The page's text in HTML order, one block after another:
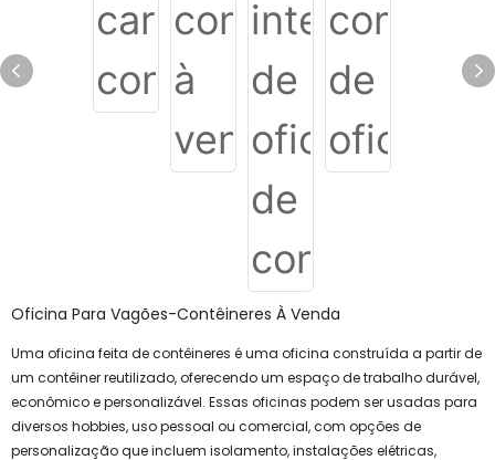
Oficina Para Vagões-Contêineres À Venda
Uma oficina feita de contêineres é uma oficina construída a partir de
um contêiner reutilizado, oferecendo um espaço de trabalho durável,
econômico e personalizável. Essas oficinas podem ser usadas para
diversos hobbies, uso pessoal ou comercial, com opções de
personalização que incluem isolamento, instalações elétricas,